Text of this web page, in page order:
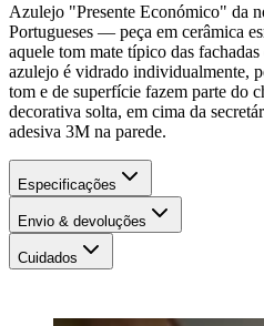
Azulejo "Presente Económico" da
Portugueses — peça em cerâmica
aquele tom mate típico das
azulejo é vidrado individualmente,
tom e de superfície fazem parte do
decorativa solta, em cima da
adesiva 3M na parede.
Especificações
Envio & devoluções
Cuidados